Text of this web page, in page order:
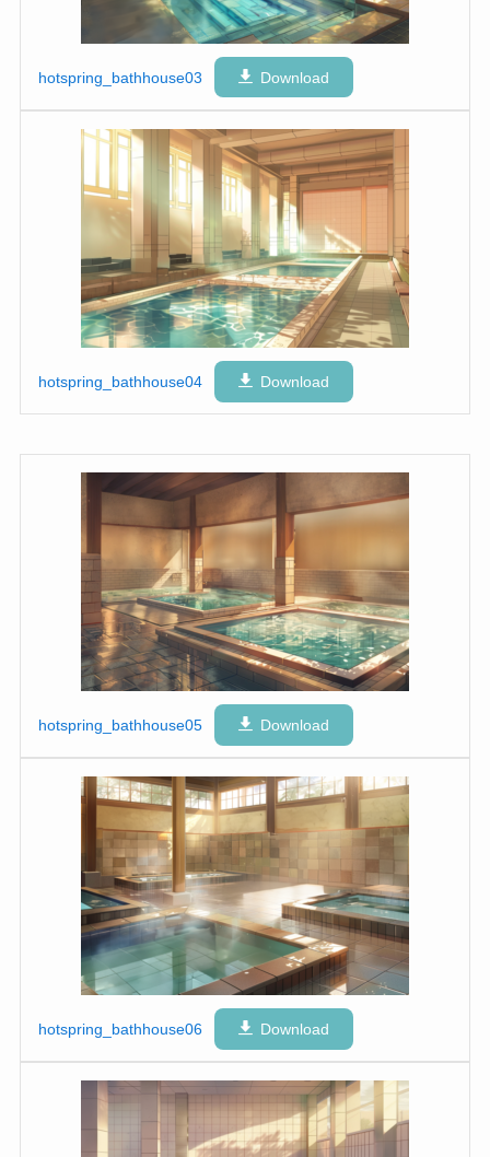
hotspring_bathhouse03 Download
hotspring_bathhouse04 Download
hotspring_bathhouse05 Download
hotspring_bathhouse06 Download